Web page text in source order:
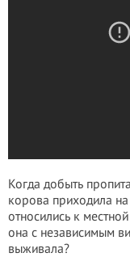
Когда добыть
корова приходила
относились к
она с независимым
выживала?